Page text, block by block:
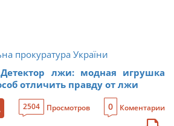
прокуратура України
Детектор лжи: модная игрушка
отличить правду от лжи
2504 Просмотров 0 Коментарии